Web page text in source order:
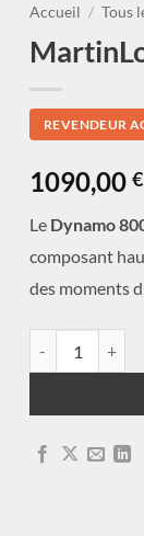
Accueil / Tous
REVENDEUR
1090,00 €
Le Dynamo
composant
des moments